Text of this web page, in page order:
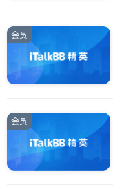
会员
会员